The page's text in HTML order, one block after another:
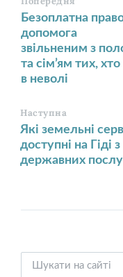
Безоплатна
допомога
звільненим з
та сім’ям тих,
в неволі
Наступна
Які земельні
доступні на Гіді з
державних